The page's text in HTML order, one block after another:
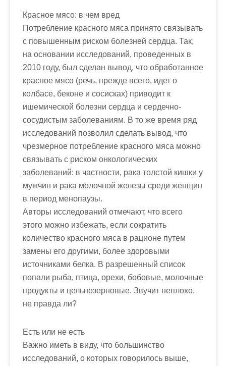
Красное мясо: в чем вред
Потребление красного мяса принято связывать
с повышенным риском болезней сердца. Так,
на основании исследований, проведенных в
2010 году, был сделан вывод, что обработанное
красное мясо (речь, прежде всего, идет о
колбасе, беконе и сосисках) приводит к
ишемической болезни сердца и сердечно-
сосудистым заболеваниям. В то же время ряд
исследований позволил сделать вывод, что
чрезмерное потребление красного мяса можно
связывать с риском онкологических
заболеваний: в частности, рака толстой кишки у
мужчин и рака молочной железы среди женщин
в период менопаузы.
Авторы исследований отмечают, что всего
этого можно избежать, если сократить
количество красного мяса в рационе путем
замены его другими, более здоровыми
источниками белка. В разрешенный список
попали рыба, птица, орехи, бобовые, молочные
продукты и цельнозерновые. Звучит неплохо,
не правда ли?
Есть или не есть
Важно иметь в виду, что большинство
исследований, о которых говорилось выше,